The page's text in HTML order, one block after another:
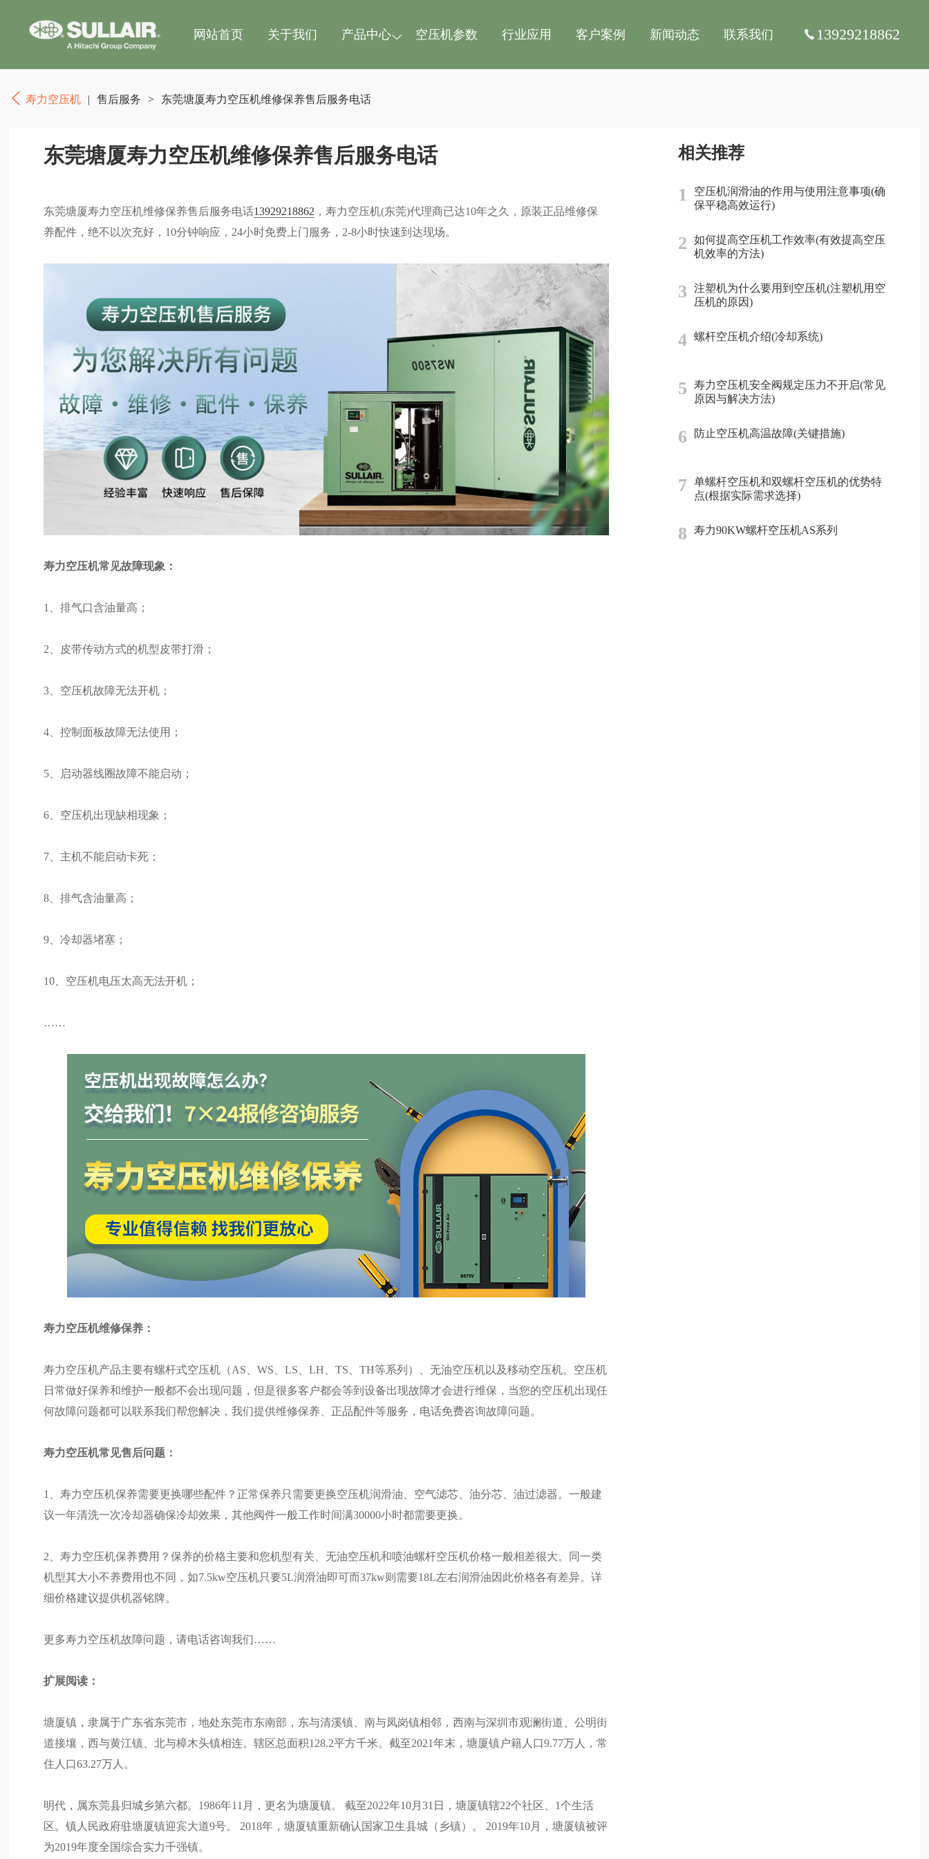
网站首页 关于我们 产品中心 空压机参数 行业应用 客户案例 新闻动态 联系我们 13929218862
寿力空压机 | 售后服务 > 东莞塘厦寿力空压机维修保养售后服务电话
东莞塘厦寿力空压机维修保养售后服务电话
东莞塘厦寿力空压机维修保养售后服务电话13929218862 ，寿力空压机(东莞)代理商已达10年之久，原装正品维修保
养配件，绝不以次充好，10分钟响应，24小时免费上门服务，2-8小时快速到达现场。
寿力空压机常见故障现象：
1、排气口含油量高；
2、皮带传动方式的机型皮带打滑；
3、空压机故障无法开机；
4、控制面板故障无法使用；
5、启动器线圈故障不能启动；
6、空压机出现缺相现象；
7、主机不能启动卡死；
8、排气含油量高；
9、冷却器堵塞；
10、空压机电压太高无法开机；
……
寿力空压机维修保养：
寿力空压机产品主要有螺杆式空压机（AS、WS、LS、LH、TS、TH等系列）、无油空压机以及移动空压机。空压机
日常做好保养和维护一般都不会出现问题，但是很多客户都会等到设备出现故障才会进行维保，当您的空压机出现任
何故障问题都可以联系我们帮您解决，我们提供维修保养、正品配件等服务，电话免费咨询故障问题。
寿力空压机常见售后问题：
1、寿力空压机保养需要更换哪些配件？正常保养只需要更换空压机润滑油、空气滤芯、油分芯、油过滤器。一般建
议一年清洗一次冷却器确保冷却效果，其他阀件一般工作时间满30000小时都需要更换。
2、寿力空压机保养费用？保养的价格主要和您机型有关、无油空压机和喷油螺杆空压机价格一般相差很大。同一类
机型其大小不养费用也不同，如7.5kw空压机只要5L润滑油即可而37kw则需要18L左右润滑油因此价格各有差异。详
细价格建议提供机器铭牌。
更多寿力空压机故障问题，请电话咨询我们……
扩展阅读：
塘厦镇，隶属于广东省东莞市，地处东莞市东南部，东与清溪镇、南与凤岗镇相邻，西南与深圳市观澜街道、公明街
道接壤，西与黄江镇、北与樟木头镇相连。辖区总面积128.2平方千米。截至2021年末，塘厦镇户籍人口9.77万人，常
住人口63.27万人。
明代，属东莞县归城乡第六都。1986年11月，更名为塘厦镇。 截至2022年10月31日，塘厦镇辖22个社区、1个生活
区。镇人民政府驻塘厦镇迎宾大道9号。 2018年，塘厦镇重新确认国家卫生县城（乡镇）。 2019年10月，塘厦镇被评
为2019年度全国综合实力千强镇。
相关推荐
1
空压机润滑油的作用与使用注意事项(确
保平稳高效运行)
2
如何提高空压机工作效率(有效提高空压
机效率的方法)
3
注塑机为什么要用到空压机(注塑机用空
压机的原因)
4 螺杆空压机介绍(冷却系统)
5
寿力空压机安全阀规定压力不开启(常见
原因与解决方法)
6 防止空压机高温故障(关键措施)
7
单螺杆空压机和双螺杆空压机的优势特
点(根据实际需求选择)
8 寿力90KW螺杆空压机AS系列